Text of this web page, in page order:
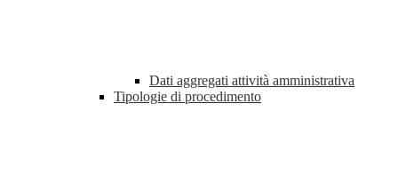
Dati aggregati attività amministrativa
Tipologie di procedimento